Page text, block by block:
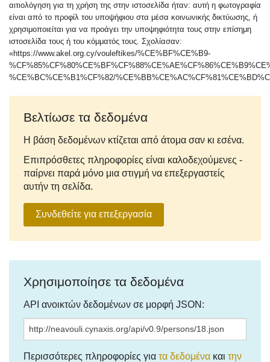
αιτιολόγηση για τη χρήση της στην ιστοσελίδα ήταν: αυτή η φωτογραφία
είναι από το προφίλ του υποψήφιου στα μέσα κοινωνικής δικτύωσης, ή
χρησιμοποιείται για να προάγει την υποψηφιότητα τους στην επίσημη
ιστοσελίδα τους ή του κόμματός τους. Σχολίασαν:
«https://www.akel.org.cy/vouleftikes/%CE%BF%CE%B9-
%CE%BC%CE%B1%CF%82/
Βελτίωσε τα δεδομένα
Η βάση δεδομένων κτίζεται από άτομα σαν κι εσένα.
Επιπρόσθετες πληροφορίες είναι καλοδεχούμενες -
παίρνει παρά μόνο μια στιγμή να επεξεργαστείς
αυτήν τη σελίδα.
Συνδεθείτε για επεξεργασία
Χρησιμοποίησε τα δεδομένα
API ανοικτών δεδομένων σε μορφή JSON:
Περισσότερες πληροφορίες για τα δεδομένα και την